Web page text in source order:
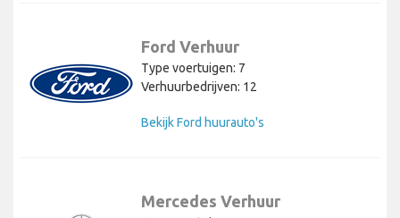
Ford Verhuur
Type voertuigen: 7
Verhuurbedrijven: 12
Bekijk Ford huurauto's
Mercedes Verhuur